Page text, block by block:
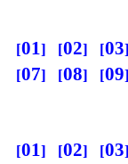
01 02 03
07
08 09
01 02 03